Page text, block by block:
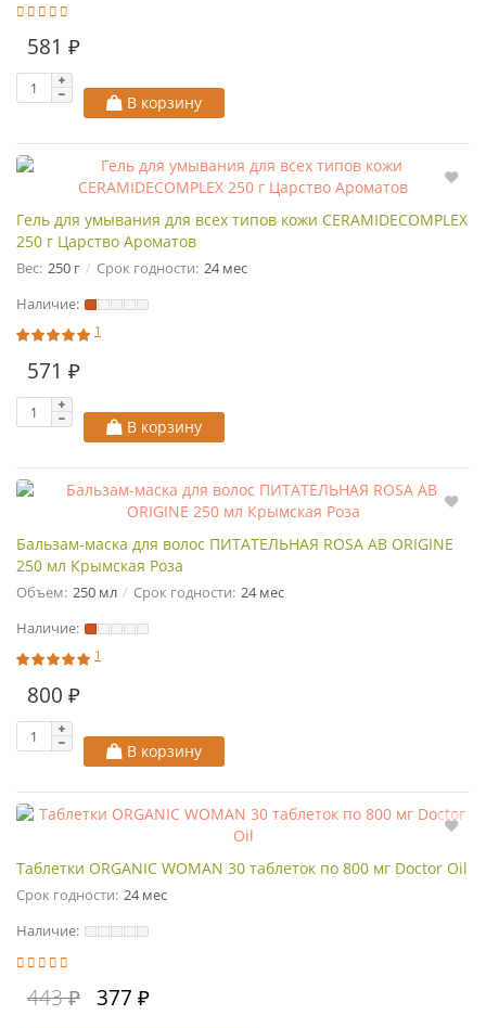
581 ₽
В корзину
Гель для умывания для всех типов кожи CERAMIDECOMPLEX
250 г Царство Ароматов
Вес: 250 г Срок годности: 24 мес
Наличие:
1
571 ₽
В корзину
Бальзам-маска для волос ПИТАТЕЛЬНАЯ ROSA AB ORIGINE
250 мл Крымская Роза
Объем: 250 мл Срок годности: 24 мес
Наличие:
1
800 ₽
В корзину
Таблетки ORGANIC WOMAN 30 таблеток по 800 мг Doctor Oil
Срок годности: 24 мес
Наличие:
443 ₽ 377 ₽